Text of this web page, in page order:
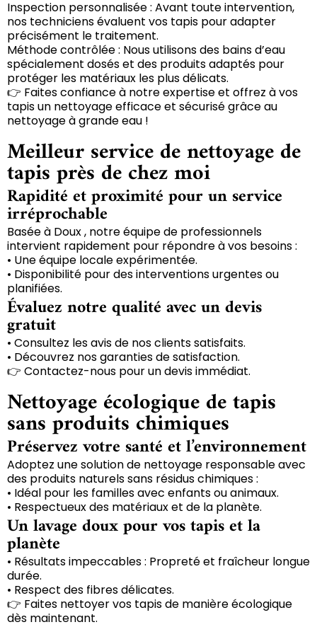
Inspection personnalisée : Avant toute intervention,
nos techniciens évaluent vos tapis pour adapter
précisément le traitement.
Méthode contrôlée : Nous utilisons des bains d’eau
spécialement dosés et des produits adaptés pour
protéger les matériaux les plus délicats.
👉 Faites confiance à notre expertise et offrez à vos
tapis un nettoyage efficace et sécurisé grâce au
nettoyage à grande eau !
Meilleur service de nettoyage de
tapis près de chez moi
Rapidité et proximité pour un service
irréprochable
Basée à Doux , notre équipe de professionnels
intervient rapidement pour répondre à vos besoins :
• Une équipe locale expérimentée.
• Disponibilité pour des interventions urgentes ou
planifiées.
Évaluez notre qualité avec un devis
gratuit
• Consultez les avis de nos clients satisfaits.
• Découvrez nos garanties de satisfaction.
👉 Contactez-nous pour un devis immédiat.
Nettoyage écologique de tapis
sans produits chimiques
Préservez votre santé et l’environnement
Adoptez une solution de nettoyage responsable avec
des produits naturels sans résidus chimiques :
• Idéal pour les familles avec enfants ou animaux.
• Respectueux des matériaux et de la planète.
Un lavage doux pour vos tapis et la
planète
• Résultats impeccables : Propreté et fraîcheur longue
durée.
• Respect des fibres délicates.
👉 Faites nettoyer vos tapis de manière écologique
dès maintenant.